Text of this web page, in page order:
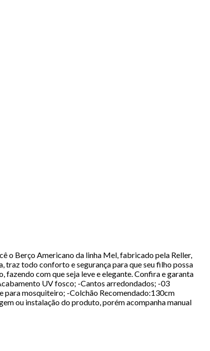
o Berço Americano da linha Mel, fabricado pela Reller,
traz todo conforto e segurança para que seu filho possa
fazendo com que seja leve e elegante. Confira e garanta
UV fosco; -Cantos arredondados; -03
para mosquiteiro; -Colchão Recomendado:130cm
ou instalação do produto, porém acompanha manual